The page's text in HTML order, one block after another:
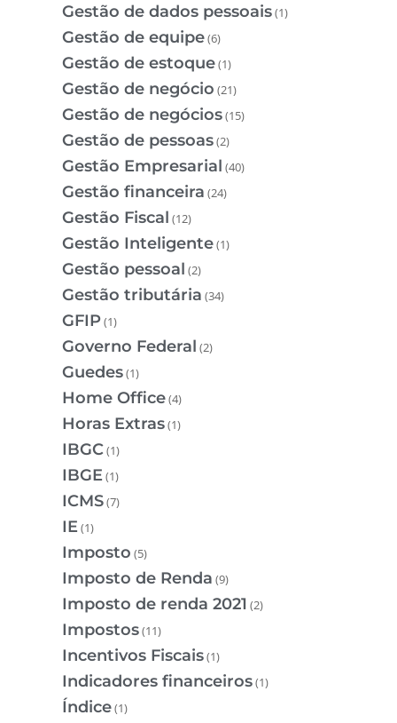
Gestão de dados pessoais(1)
Gestão de equipe(6)
Gestão de estoque(1)
Gestão de negócio (21)
Gestão de negócios(15)
Gestão de pessoas(2)
Gestão Empresarial (40)
Gestão financeira (24)
Gestão Fiscal (12)
Gestão Inteligente(1)
Gestão pessoal (2)
Gestão tributária (34)
GFIP(1)
Governo Federal (2)
Guedes(1)
Home Office(4)
Horas Extras(1)
IBGC(1)
IBGE(1)
ICMS(7)
IE(1)
Imposto (5)
Imposto de Renda (9)
Imposto de renda 2021 (2)
Impostos(11)
Incentivos Fiscais(1)
Indicadores financeiros(1)
Índice(1)